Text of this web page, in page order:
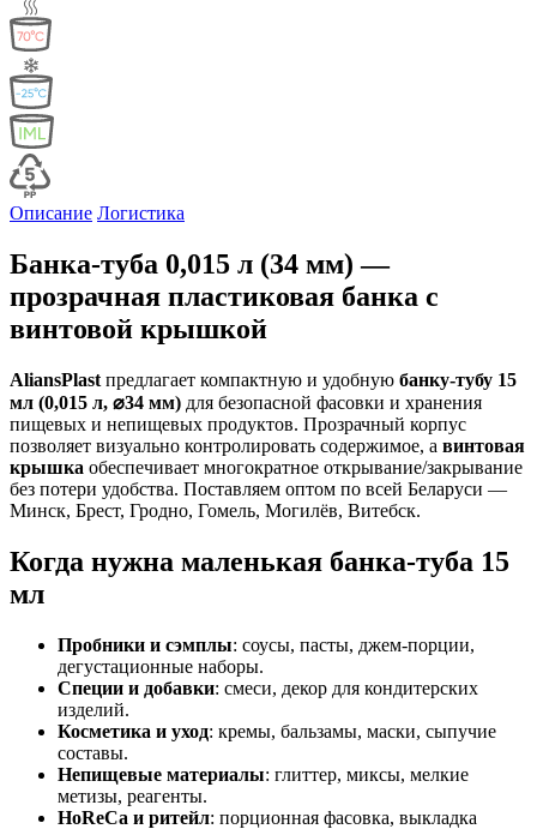
Описание Логистика
Банка-туба 0,015 л (34 мм) —
прозрачная пластиковая банка с
винтовой крышкой
AliansPlast предлагает компактную и удобную банку-тубу 15
мл (0,015 л, ⌀34 мм) для безопасной фасовки и хранения
пищевых и непищевых продуктов. Прозрачный корпус
позволяет визуально контролировать содержимое, а винтовая
крышка обеспечивает многократное открывание/закрывание
без потери удобства. Поставляем оптом по всей Беларуси —
Минск, Брест, Гродно, Гомель, Могилёв, Витебск.
Когда нужна маленькая банка-туба 15
мл
Пробники и сэмплы: соусы, пасты, джем-порции,
дегустационные наборы.
Специи и добавки: смеси, декор для кондитерских
изделий.
Косметика и уход: кремы, бальзамы, маски, сыпучие
составы.
Непищевые материалы: глиттер, миксы, мелкие
метизы, реагенты.
HoReCa и ритейл: порционная фасовка, выкладка